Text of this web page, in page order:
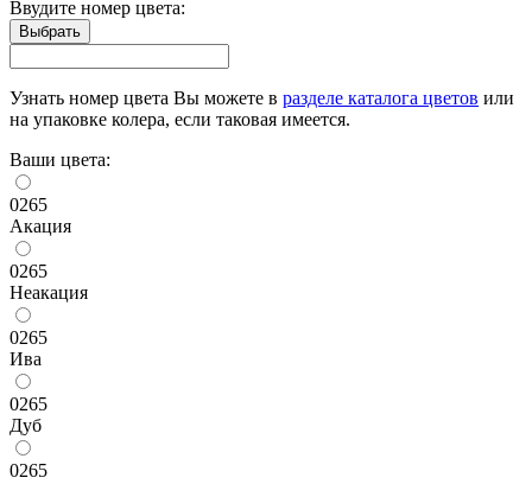
Ввудите номер цвета:
Узнать номер цвета Вы можете в разделе каталога цветов или
на упаковке колера, если таковая имеется.
Ваши цвета:
0265
Акация
0265
Неакация
0265
Ива
0265
Дуб
0265